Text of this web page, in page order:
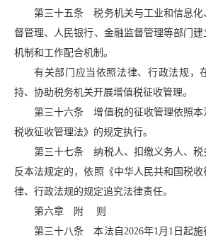
第三十五条 税务机关与工业和信息化
督管理、人民银行、金融监督管理等部门
机制和工作配合机制。
有关部门应当依照法律、行政法规，
持、协助税务机关开展增值税征收管理。
第三十六条 增值税的征收管理依照本
税收征收管理法》的规定执行。
第三十七条 纳税人、扣缴义务人、税
反本法规定的，依照《中华人民共和国税
律、行政法规的规定追究法律责任。
第六章 附 则
第三十八条 本法自2026年1月1日起施